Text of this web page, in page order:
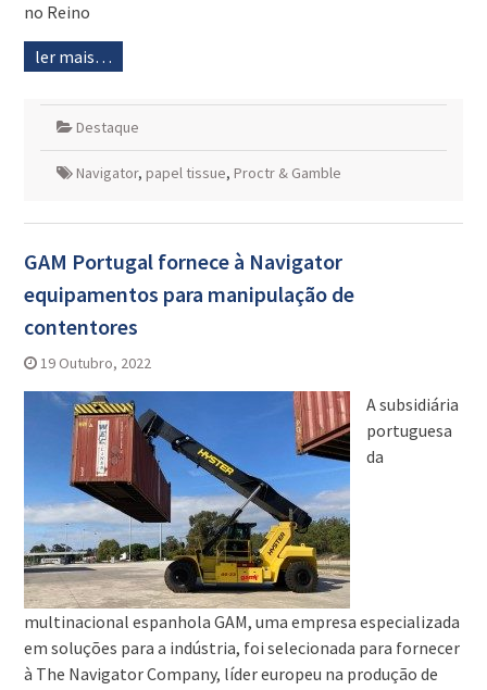
no Reino
ler mais…
Destaque
Navigator, papel tissue, Proctr & Gamble
GAM Portugal fornece à Navigator
equipamentos para manipulação de
contentores
19 Outubro, 2022
A subsidiária
portuguesa
da
multinacional espanhola GAM, uma empresa especializada
em soluções para a indústria, foi selecionada para fornecer
à The Navigator Company, líder europeu na produção de